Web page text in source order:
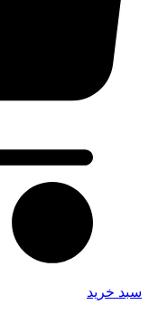
سبد خرید